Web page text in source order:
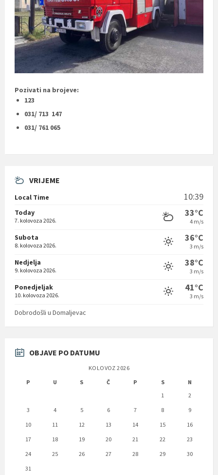
Pozivati na brojeve:
123
031/ 713 147
031/ 761 065
VRIJEME
Local Time 10:39
Today
7. kolovoza 2026.
33°C
4 m/s
Subota
8. kolovoza 2026.
36°C
3 m/s
Nedjelja
9. kolovoza 2026.
38°C
3 m/s
Ponedjeljak
10. kolovoza 2026.
41°C
3 m/s
Dobrodošli u Domaljevac
OBJAVE PO DATUMU
KOLOVOZ 2026
P
U S Č P S
N
1
2
3
4 5 6 7 8
9
10
11 12 13 14 15
16
17
18 19 20 21 22
23
24
25 26 27 28 29
30
31